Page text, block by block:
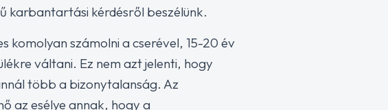
karbantartási kérdésről beszélünk.
komolyan számolni a cserével, 15-20 év
váltani. Ez nem azt jelenti, hogy
több a bizonytalanság. Az
az esélye annak, hogy a